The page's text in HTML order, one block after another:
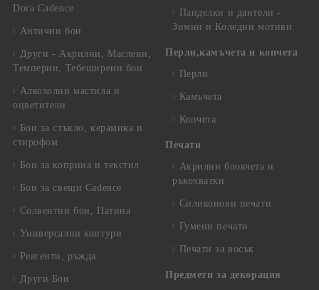
Dora Cadence
Антични бои
Други - Акрилни, Маслени,
Темперни, Тебеширени бои
Алкохолни мастила и
оцветители
Бои за стъкло, керамика и
стирофом
Бои за коприна и текстил
Бои за свещи Cadence
Солвентни бои, Патина
Универсални контури
Реагенти, ръжда
Други Бои
Панделки и дантели -
Зимни и Коледни мотиви
Перли,камъчета и копчета
Перли
Камъчета
Копчета
Печати
Акрилни блокчета и
ръкохватки
Силиконови печати
Гумени печати
Печати за восък
Предмети за декорация